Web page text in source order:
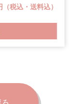
エール」が2本つ
ほ肉とウナギの
ただきますとよ
歓送迎会、謝
（税込・送料込）